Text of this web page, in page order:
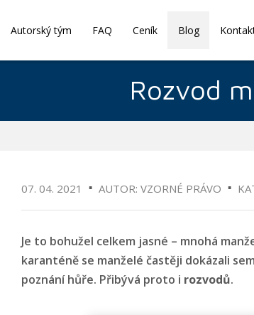
Autorský tým FAQ Ceník Blog
Rozvod
07. 04. 2021 AUTOR: VZORNÉ PRÁVO
Je to bohužel celkem jasné – mnohá
karanténě se manželé častěji dokázali
poznání hůře. Přibývá proto i rozvodů.